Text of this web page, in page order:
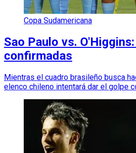
Copa Sudamericana
Sao Paulo vs.
confirmadas
Mientras el cuadro brasileño busca
elenco chileno intentará dar el golpe